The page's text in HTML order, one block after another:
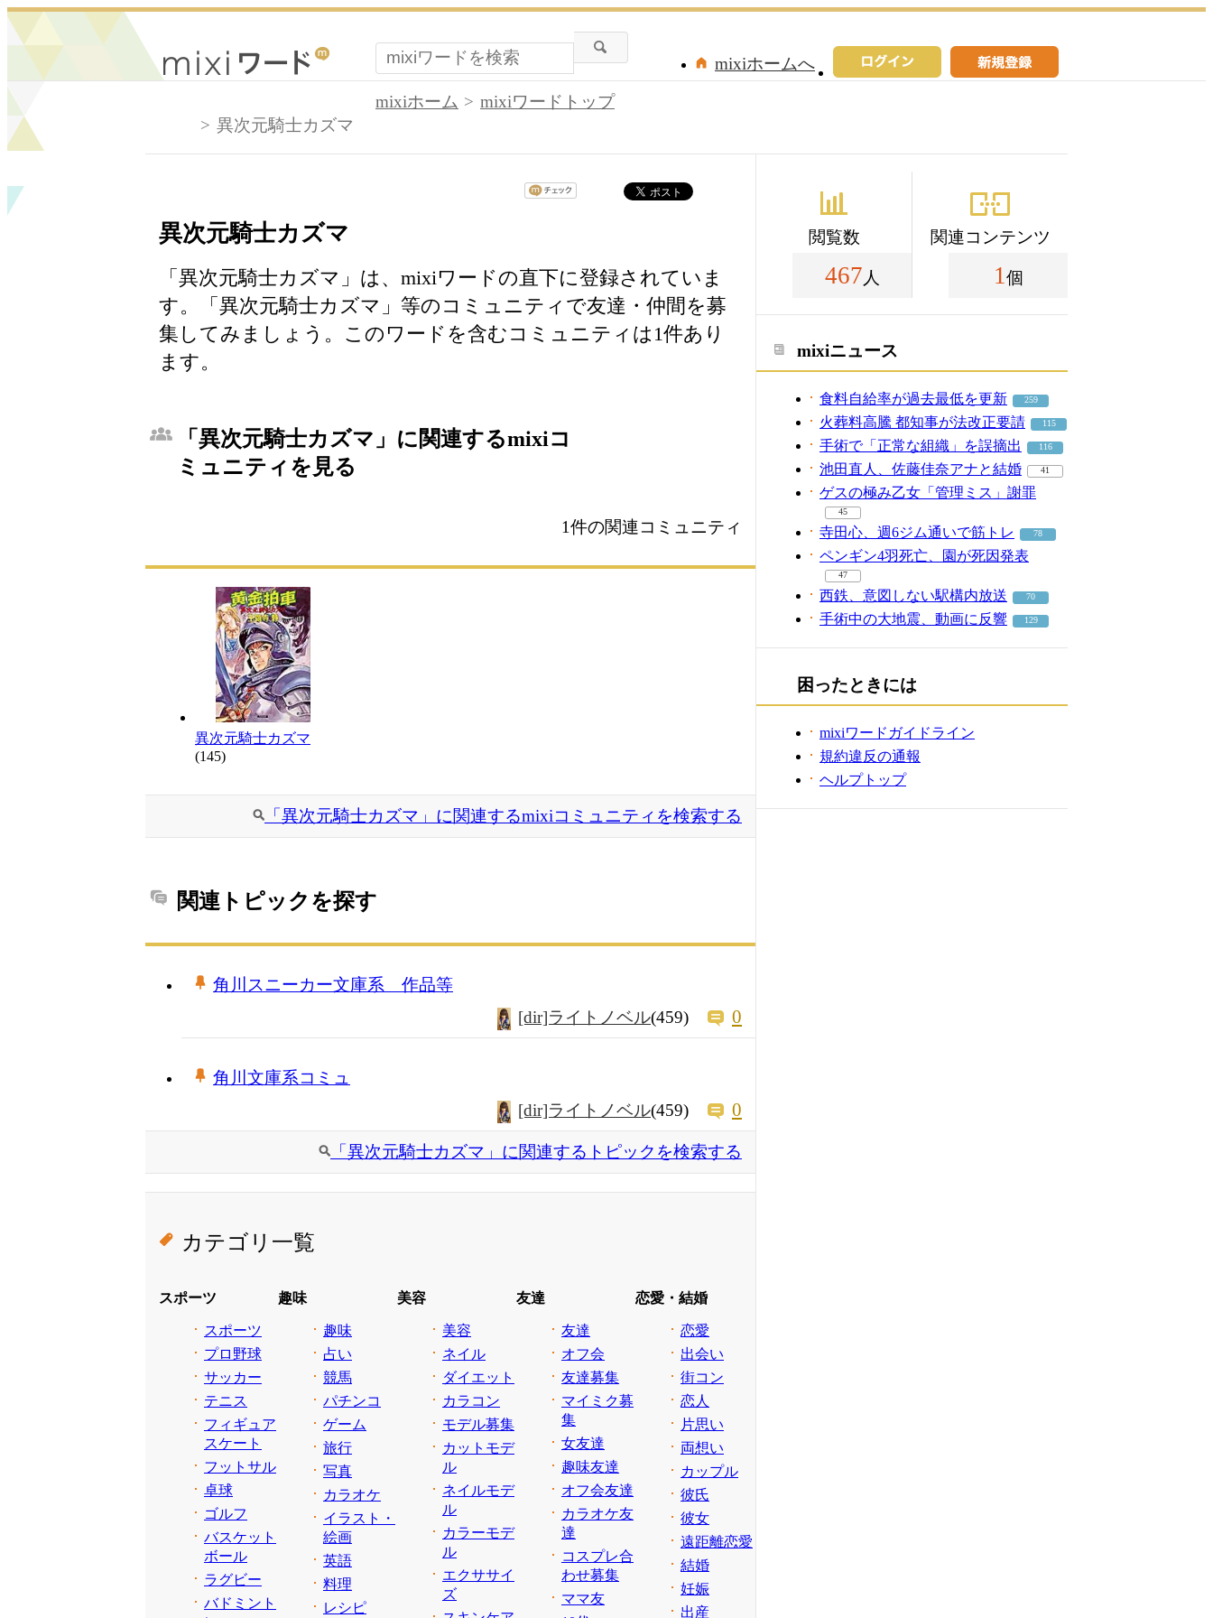
mixiホームへ
mixiホーム
mixiワードトップ
異次元騎士カズマ
異次元騎士カズマ
「異次元騎士カズマ」は、mixiワードの直下に登録されていま
す。「異次元騎士カズマ」等のコミュニティで友達・仲間を募
集してみましょう。このワードを含むコミュニティは1件あり
ます。
「異次元騎士カズマ」に関連するmixiコ
ミュニティを見る
1件の関連コミュニティ
異次元騎士カズマ
(145)
「異次元騎士カズマ」に関連するmixiコミュニティを検索する
関連トピックを探す
角川スニーカー文庫系 作品等
[dir]ライトノベル(459) 0
角川文庫系コミュ
[dir]ライトノベル(459) 0
「異次元騎士カズマ」に関連するトピックを検索する
カテゴリ一覧
スポーツ
スポーツ
プロ野球
サッカー
テニス
フィギュア
スケート
フットサル
卓球
ゴルフ
バスケット
ボール
ラグビー
バドミント
趣味
趣味
占い
競馬
パチンコ
ゲーム
旅行
写真
カラオケ
イラスト・
絵画
英語
料理
レシピ
美容
美容
ネイル
ダイエット
カラコン
モデル募集
カットモデ
ル
ネイルモデ
ル
カラーモデ
ル
エクササイ
ズ
友達
友達
オフ会
友達募集
マイミク募
集
女友達
趣味友達
オフ会友達
カラオケ友
達
コスプレ合
わせ募集
ママ友
恋愛・結婚
恋愛
出会い
街コン
恋人
片思い
両想い
カップル
彼氏
彼女
遠距離恋愛
結婚
妊娠
出産
閲覧数
467 人
関連コンテンツ
1 個
mixiニュース
食料自給率が過去最低を更新 259
火葬料高騰 都知事が法改正要請 115
手術で「正常な組織」を誤摘出 116
池田直人、佐藤佳奈アナと結婚 41
ゲスの極み乙女「管理ミス」謝罪
45
寺田心、週6ジム通いで筋トレ 78
ペンギン4羽死亡、園が死因発表
47
西鉄、意図しない駅構内放送 70
手術中の大地震、動画に反響 129
困ったときには
mixiワードガイドライン
規約違反の通報
ヘルプトップ